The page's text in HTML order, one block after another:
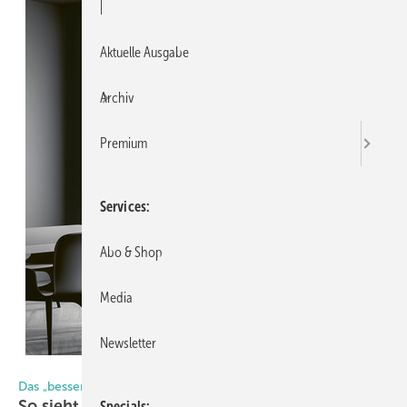
Das „bessere Fenster“ von Salamander Window & Door Systems
Aktuelle Ausgabe
Archiv
Premium
Services
Abo & Shop
Media
Newsletter